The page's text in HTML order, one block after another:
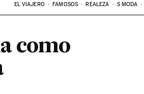
EL VIAJERO FAMOSOS REALEZA S MODA
como